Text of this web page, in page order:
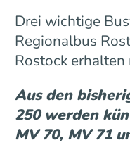
Drei wichtige
Regionalbus
Rostock
Aus den
250 werden
MV 70, MV 71